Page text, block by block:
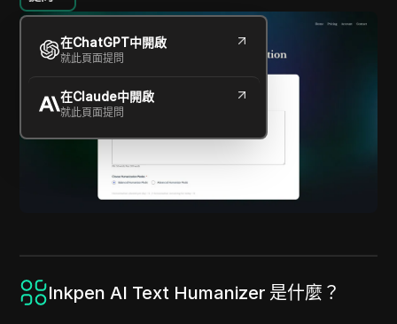
在ChatGPT中開啟
就此頁面提問
在Claude中開啟
就此頁面提問
Inkpen AI Text Humanizer 是什麼？